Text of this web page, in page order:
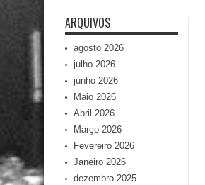
ARQUIVOS
agosto 2026
julho 2026
junho 2026
Maio 2026
Abril 2026
Março 2026
Fevereiro 2026
Janeiro 2026
dezembro 2025